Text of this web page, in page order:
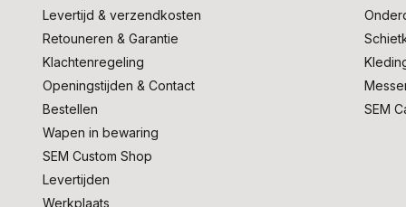
Levertijd & verzendkosten
Retouneren & Garantie
Klachtenregeling
Openingstijden & Contact
Bestellen
Wapen in bewaring
SEM Custom Shop
Levertijden
Werkplaats
SEM